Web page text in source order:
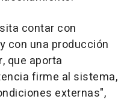
contar con
con una producción
que aporta
firme al sistema,
externas",